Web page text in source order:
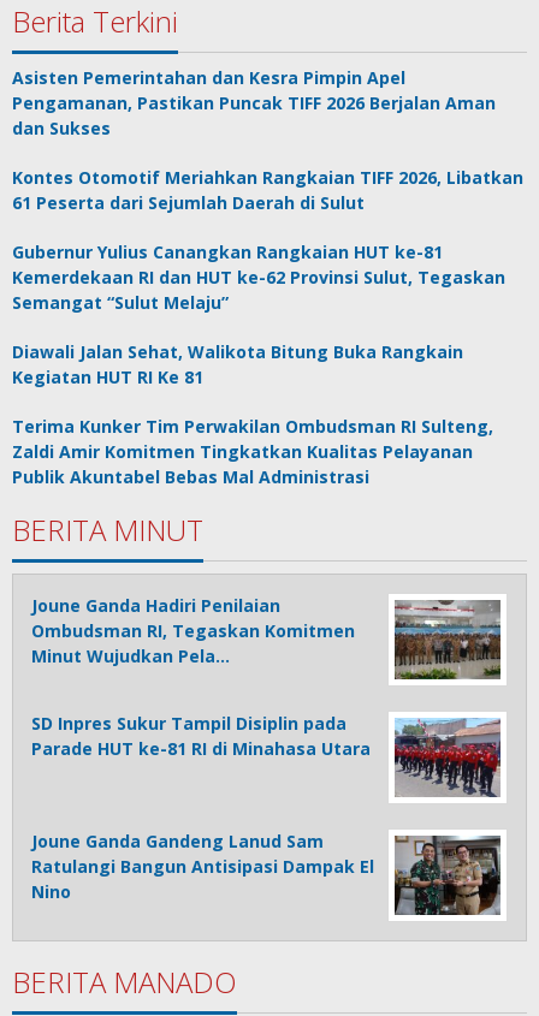
Berita Terkini
Asisten Pemerintahan dan Kesra Pimpin Apel
Pengamanan, Pastikan Puncak TIFF 2026 Berjalan Aman
dan Sukses
Kontes Otomotif Meriahkan Rangkaian TIFF 2026, Libatkan
61 Peserta dari Sejumlah Daerah di Sulut
Gubernur Yulius Canangkan Rangkaian HUT ke-81
Kemerdekaan RI dan HUT ke-62 Provinsi Sulut, Tegaskan
Semangat “Sulut Melaju”
Diawali Jalan Sehat, Walikota Bitung Buka Rangkain
Kegiatan HUT RI Ke 81
Terima Kunker Tim Perwakilan Ombudsman RI Sulteng,
Zaldi Amir Komitmen Tingkatkan Kualitas Pelayanan
Publik Akuntabel Bebas Mal Administrasi
BERITA MINUT
Joune Ganda Hadiri Penilaian
Ombudsman RI, Tegaskan Komitmen
Minut Wujudkan Pela…
SD Inpres Sukur Tampil Disiplin pada
Parade HUT ke-81 RI di Minahasa Utara
Joune Ganda Gandeng Lanud Sam
Ratulangi Bangun Antisipasi Dampak El
Nino
BERITA MANADO